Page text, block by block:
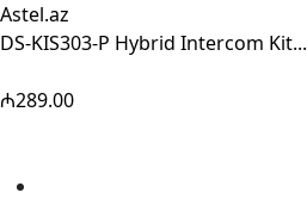
Astel.az
DS-KIS303-P Hybrid Intercom Kit...
₼289.00